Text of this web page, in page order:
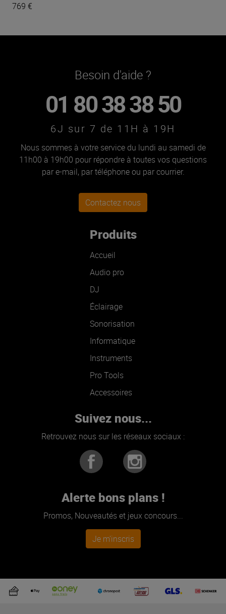
769 €
Besoin d'aide ?
01 80 38 38 50
6J sur 7 de 11H à 19H
Nous sommes à votre service du lundi au samedi de
11h00 à 19h00 pour répondre à toutes vos questions
par e-mail, par téléphone ou par courrier.
Contactez nous
Produits
Accueil
Audio pro
DJ
Éclairage
Sonorisation
Informatique
Instruments
Pro Tools
Accessoires
Suivez nous...
Retrouvez nous sur les réseaux sociaux :
Alerte bons plans !
Promos, Nouveautés et jeux concours...
Je m'inscris